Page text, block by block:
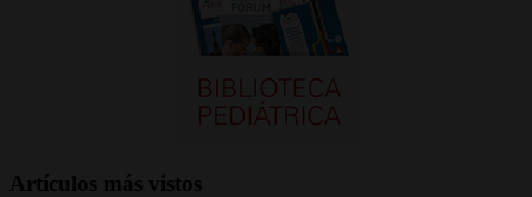
Artículos más vistos